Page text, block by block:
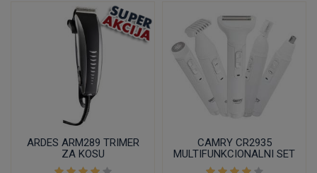
ARDES ARM289 TRIMER
ZA KOSU
CAMRY CR2935
MULTIFUNKCIONALNI SET
TRIMERA